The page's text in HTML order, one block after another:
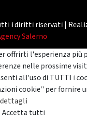
i diritti riservati |
Salerno
offrirti l'esperienza più
nelle prossime
all'uso di TUTTI i
cookie" per fornire
Accetta tutti